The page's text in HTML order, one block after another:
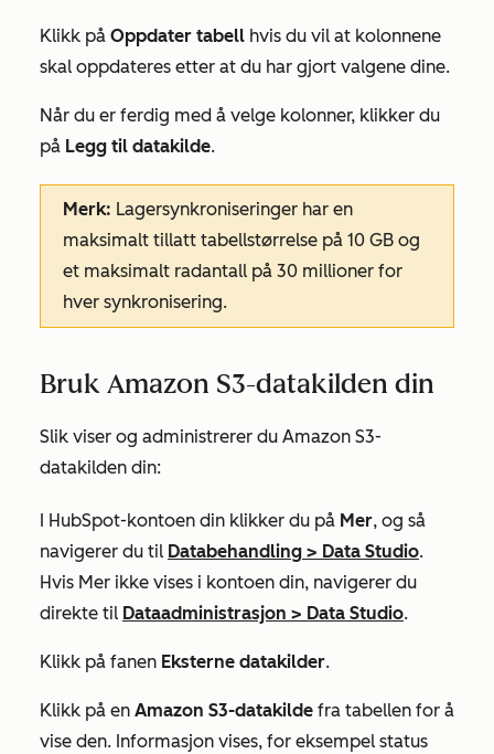
Klikk på Oppdater tabell hvis du vil at kolonnene
skal oppdateres etter at du har gjort valgene dine.
Når du er ferdig med å velge kolonner, klikker du
på Legg til datakilde.
Merk: Lagersynkroniseringer har en
maksimalt tillatt tabellstørrelse på 10 GB og
et maksimalt radantall på 30 millioner for
hver synkronisering.
Bruk Amazon S3-datakilden din
Slik viser og administrerer du Amazon S3-
datakilden din:
I HubSpot-kontoen din klikker du på Mer, og så
navigerer du til Databehandling > Data Studio.
Hvis Mer ikke vises i kontoen din, navigerer du
direkte til Dataadministrasjon > Data Studio.
Klikk på fanen Eksterne datakilder.
Klikk på en Amazon S3-datakilde fra tabellen for å
vise den. Informasjon vises, for eksempel status